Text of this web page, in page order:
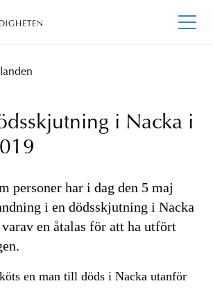
i Nacka i
personer har i dag den 5 maj
i en dödsskjutning i Nacka
en åtalas för att ha utfört
en man till döds i Nacka utanför